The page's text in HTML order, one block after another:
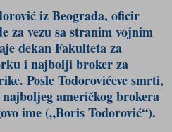
iz Beograda, oficir
za vezu sa stranim vojnim
dekan Fakulteta za
i najbolji broker za
Posle Todorovićeve smrti,
američkog brokera
ime („Boris Todorović“).